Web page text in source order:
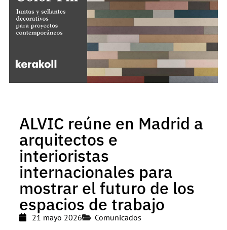
ALVIC reúne en Madrid a
arquitectos e
interioristas
internacionales para
mostrar el futuro de los
espacios de trabajo
21 mayo 2026
Comunicados